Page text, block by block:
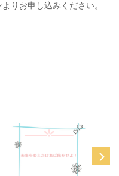
りお申し込みください。